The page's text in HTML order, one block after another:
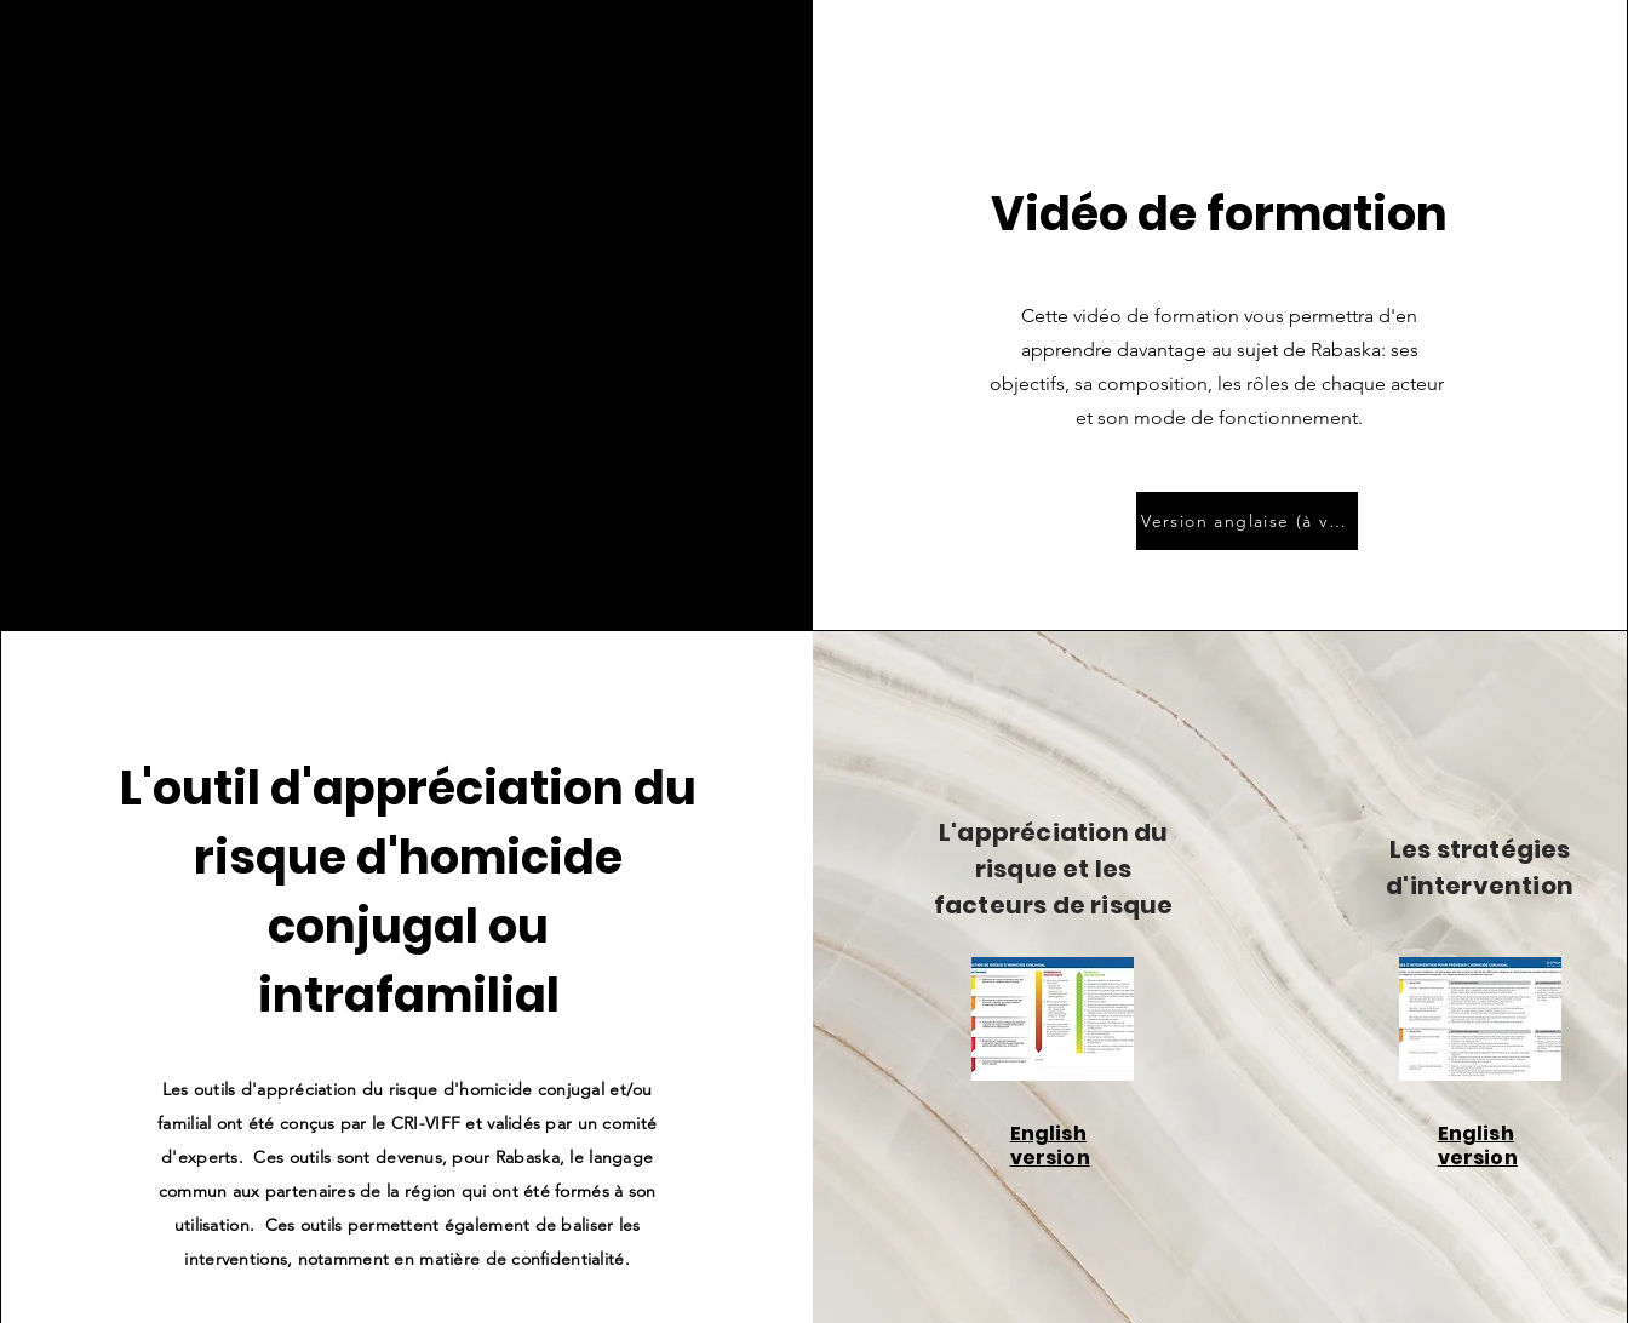
Vidéo de formation
Cette vidéo de formation vous permettra d'en
apprendre davantage au sujet de Rabaska: ses
objectifs, sa composition, les rôles de chaque acteur
et son mode de fonctionnement.
Version anglaise (à venir)
L'outil d'appréciation du
risque d'homicide
conjugal ou
intrafamilial
Les outils d'appréciation du risque d'homicide conjugal et/ou
familial ont été conçus par le CRI-VIFF et validés par un comité
d'experts. Ces outils sont devenus, pour Rabaska, le langage
commun aux partenaires de la région qui ont été formés à son
utilisation. Ces outils permettent également de baliser les
interventions, notamment en matière de confidentialité.
L'appréciation du
risque et les
facteurs de risque
English
version
Les stratégies
d'intervention
English
version